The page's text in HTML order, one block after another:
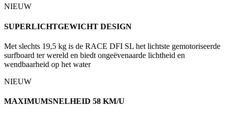
NIEUW
SUPERLICHTGEWICHT DESIGN
Met slechts 19,5 kg is de RACE DFI SL het lichtste gemotoriseerde
surfboard ter wereld en biedt ongeëvenaarde lichtheid en
wendbaarheid op het water
NIEUW
MAXIMUMSNELHEID 58 KM/U